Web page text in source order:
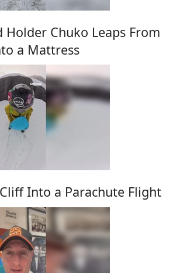
Holder Chuko Leaps From
a Mattress
Into a Parachute Flight